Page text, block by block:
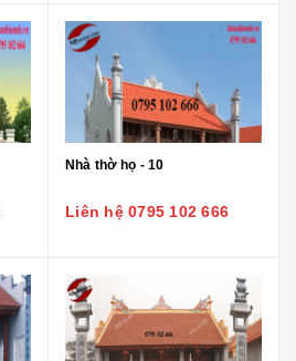
Nhà thờ họ - 10
Liên hệ 0795 102 666